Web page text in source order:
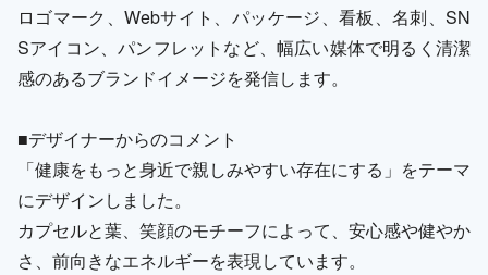
ロゴマーク、Webサイト、パッケージ、看板、名刺、SN
Sアイコン、パンフレットなど、幅広い媒体で明るく清潔
感のあるブランドイメージを発信します。
■デザイナーからのコメント
「健康をもっと身近で親しみやすい存在にする」をテーマ
にデザインしました。
カプセルと葉、笑顔のモチーフによって、安心感や健やか
さ、前向きなエネルギーを表現しています。